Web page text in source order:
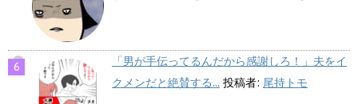
「男が手伝ってるんだから感謝しろ！」夫をイ
クメンだと絶賛する... 投稿者: 尾持トモ